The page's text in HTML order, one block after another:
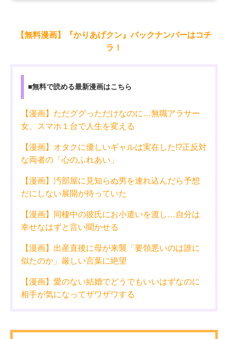
【無料漫画】『かりあげクン』バックナンバーはコチ
ラ！
■無料で読める最新漫画はこちら
【漫画】ただググっただけなのに…無職アラサー
女、スマホ１台で人生を変える
【漫画】オタクに優しいギャルは実在した!?正反対
な両者の「心のふれあい」
【漫画】汚部屋に見知らぬ男を連れ込んだら予想
だにしない展開が待っていた
【漫画】同棲中の彼氏にお小遣いを渡し…自分は
幸せなはずと言い聞かせる
【漫画】出産直後に母が来襲「要領悪いのは誰に
似たのか」厳しい言葉に絶望
【漫画】愛のない結婚でどうでもいいはずなのに
相手が気になってザワザワする